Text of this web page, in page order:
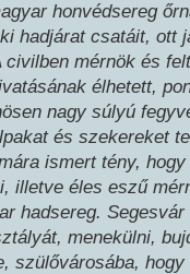
honvédsereg
hadjárat csatáit, ott
mérnök és
élhetett,
nagy súlyú
és szekereket
ismert tény,
illetve éles eszű
hadsereg.
menekülni,
szülővárosába, hogy